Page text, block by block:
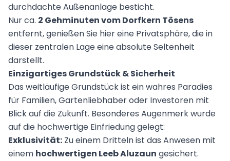
durchdachte Außenanlage besticht.
Nur ca. 2 Gehminuten vom Dorfkern Tösens
entfernt, genießen Sie hier eine Privatsphäre, die in
dieser zentralen Lage eine absolute Seltenheit
darstellt.
Einzigartiges Grundstück & Sicherheit
Das weitläufige Grundstück ist ein wahres Paradies
für Familien, Gartenliebhaber oder Investoren mit
Blick auf die Zukunft. Besonderes Augenmerk wurde
auf die hochwertige Einfriedung gelegt:
Exklusivität: Zu einem Dritteln ist das Anwesen mit
einem hochwertigen Leeb Aluzaun gesichert.